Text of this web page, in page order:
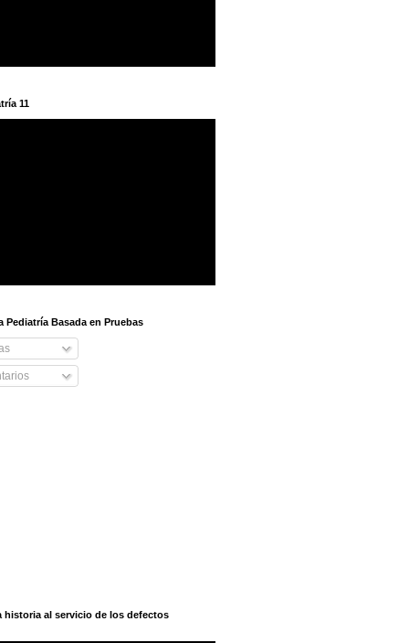
11
Pediatría Basada en Pruebas
historia al servicio de los defectos